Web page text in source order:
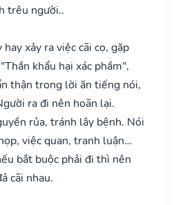
trêu người..
xảy ra việc cãi cọ, gặp
khẩu hại xác phầm",
thận trong lời ăn tiếng nói,
ra đi nên hoãn lại.
rủa, tránh lây bệnh. Nói
việc quan, tranh luận…
bắt buộc phải đi thì nên
cãi nhau.